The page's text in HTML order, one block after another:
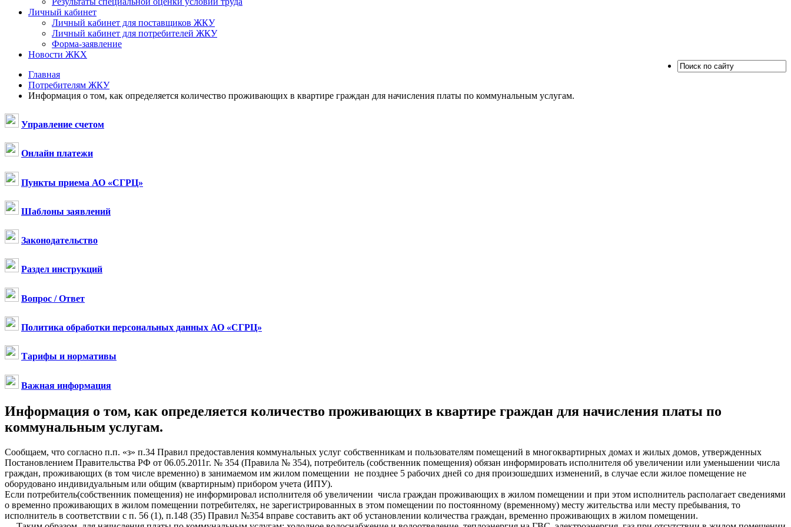
Личный кабинет
Личный кабинет для поставщиков ЖКУ
Личный кабинет для потребителей ЖКУ
Форма-заявление
Новости ЖКХ
Главная
Потребителям ЖКУ
Информация о том, как определяется количество проживающих в квартире граждан для начисления платы по коммунальным услугам.
Управление счетом
Онлайн платежи
Пункты приема АО «СГРЦ»
Шаблоны заявлений
Законодательство
Раздел инструкций
Вопрос / Ответ
Политика обработки персональных данных АО «СГРЦ»
Тарифы и нормативы
Важная информация
Информация о том, как определяется количество проживающих в квартире граждан для начисления платы по
коммунальным услугам.
Сообщаем, что согласно п.п. «з» п.34 Правил предоставления коммунальных услуг собственникам и пользователям помещений в многоквартирных домах и жилых домов, утвержденных
Постановлением Правительства РФ от 06.05.2011г. № 354 (Правила № 354), потребитель (собственник помещения) обязан информировать исполнителя об увеличении или уменьшении числа
граждан, проживающих (в том числе временно) в занимаемом им жилом помещении не позднее 5 рабочих дней со дня произошедших изменений, в случае если жилое помещение не
оборудовано индивидуальным или общим (квартирным) прибором учета (ИПУ).
Если потребитель(собственник помещения) не информировал исполнителя об увеличении числа граждан проживающих в жилом помещении и при этом исполнитель располагает сведениями
о временно проживающих в жилом помещении потребителях, не зарегистрированных в этом помещении по постоянному (временному) месту жительства или месту пребывания, то
исполнитель в соответствии с п. 56 (1), п.148 (35) Правил №354 вправе составить акт об установлении количества граждан, временно проживающих в жилом помещении.